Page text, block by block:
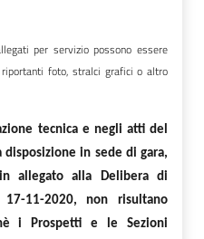
per servizio possono essere
foto, stralci grafici o altro
tecnica e negli atti del
in sede di gara,
allegato alla Delibera di
11-2020, non risultano
i Prospetti e le Sezioni